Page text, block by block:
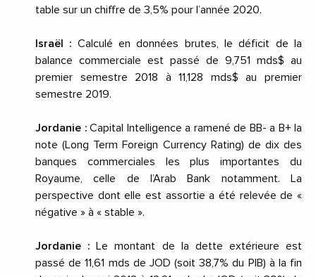
table sur un chiffre de 3,5% pour l’année 2020.
Israël : Calculé en données brutes, le déficit de la
balance commerciale est passé de 9,751 mds$ au
premier semestre 2018 à 11,128 mds$ au premier
semestre 2019.
Jordanie :Capital Intelligence a ramené de BB- a B+ la
note (Long Term Foreign Currency Rating) de dix des
banques commerciales les plus importantes du
Royaume, celle de l’Arab Bank notamment. La
perspective dont elle est assortie a été relevée de «
négative » à « stable ».
Jordanie : Le montant de la dette extérieure est
passé de 11,61 mds de JOD (soit 38,7% du PIB) à la fin